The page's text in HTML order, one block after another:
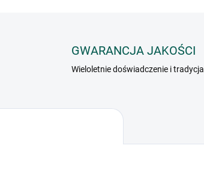
GWARANCJA JAKOŚCI
Wieloletnie doświadczenie i tradycja